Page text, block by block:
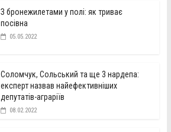
З бронежилетами у полі: як триває
посівна
05.05.2022
Соломчук, Сольський та ще 3 нардепа:
експерт назвав найефективніших
депутатів-аграріїв
08.02.2022